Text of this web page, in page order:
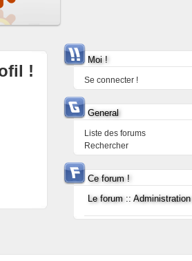
!
Moi !
Se connecter !
General
Liste des forums
Rechercher
Ce forum !
Le forum :: Administration